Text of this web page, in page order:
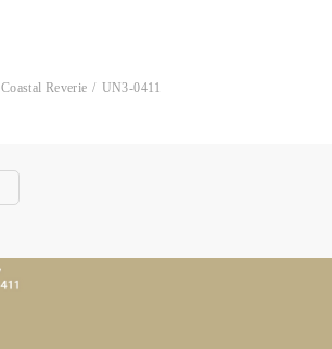
Coastal Reverie UN3-0411